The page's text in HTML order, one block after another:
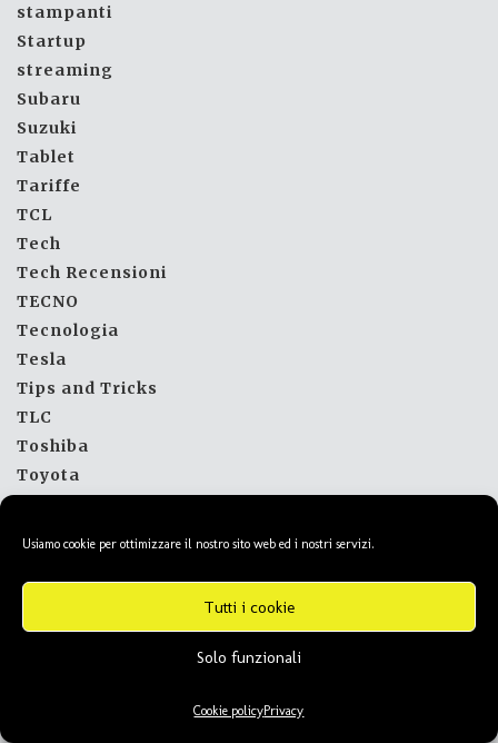
Usiamo cookie per ottimizzare il nostro sito web ed i nostri servizi.
Tutti i cookie
Solo funzionali
Cookie policyPrivacy
stampanti
Startup
streaming
Subaru
Suzuki
Tablet
Tariffe
TCL
Tech
Tech Recensioni
TECNO
Tecnologia
Tesla
Tips and Tricks
TLC
Toshiba
Toyota
Unieuro